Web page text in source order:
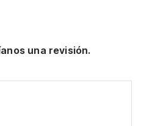
una revisión.